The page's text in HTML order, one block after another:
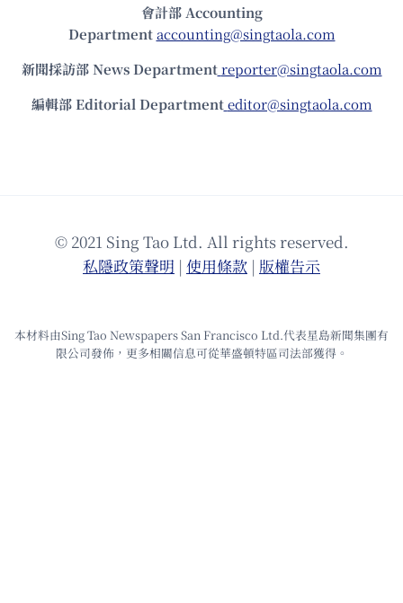
會計部 Accounting
Department accounting@singtaola.com
新聞採訪部 News Department reporter@singtaola.com
編輯部 Editorial Department editor@singtaola.com
© 2021 Sing Tao Ltd. All rights reserved.
私隱政策聲明 | 使⽤條款 | 版權告⽰
本材料由Sing Tao Newspapers San Francisco Ltd.代表星島新聞集團有
限公司發佈，更多相關信息可從華盛頓特區司法部獲得。